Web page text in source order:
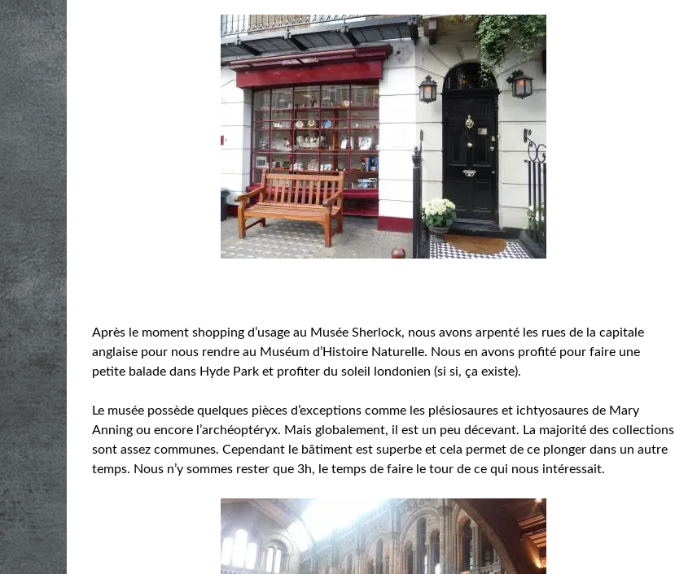
Après le moment shopping d’usage au Musée Sherlock, nous avons arpenté les rues de la capitale
anglaise pour nous rendre au Muséum d’Histoire Naturelle. Nous en avons profité pour faire une
petite balade dans Hyde Park et profiter du soleil londonien (si si, ça existe).
Le musée possède quelques pièces d’exceptions comme les plésiosaures et ichtyosaures de Mary
Anning ou encore l’archéoptéryx. Mais globalement, il est un peu décevant. La majorité des collections
sont assez communes. Cependant le bâtiment est superbe et cela permet de ce plonger dans un autre
temps. Nous n’y sommes rester que 3h, le temps de faire le tour de ce qui nous intéressait.